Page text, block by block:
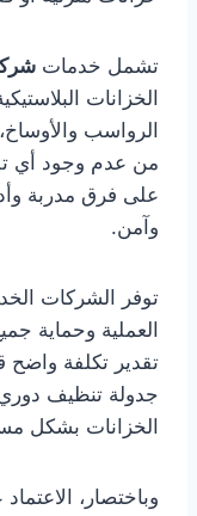
تشمل خدمات
الخزانات
الرواسب
من عدم وجود أي
على فرق مدربة
وآمن.
توفر الشركات
العملية وحماية
تقدير تكلفة واضح
جدولة تنظيف
الخزانات بشكل
وباختصار،